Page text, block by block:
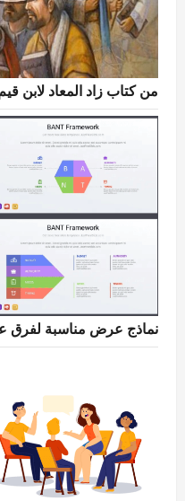
من كتاب زاد المعاد لابن
نماذج عرض مناسبة لفرق